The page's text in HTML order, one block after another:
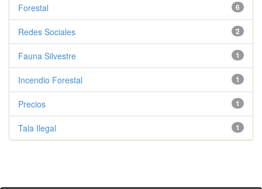
6
Forestal
2
Redes Sociales
1
Fauna Silvestre
1
Incendio Forestal
1
Precios
1
Tala Ilegal